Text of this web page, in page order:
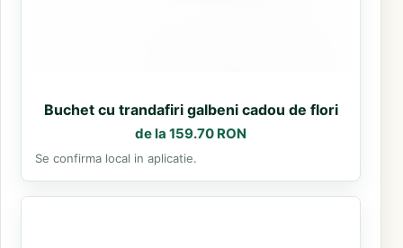
Buchet cu trandafiri galbeni cadou de flori
de la 159.70 RON
Se confirma local in aplicatie.